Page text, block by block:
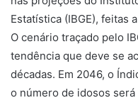
Estatística (IBGE), feitas
O cenário traçado pelo
tendência que deve se
décadas. Em 2046, o
o número de idosos